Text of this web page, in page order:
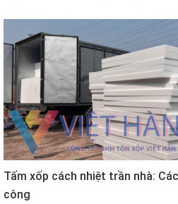
Tấm xốp cách nhiệt trần nhà:
công